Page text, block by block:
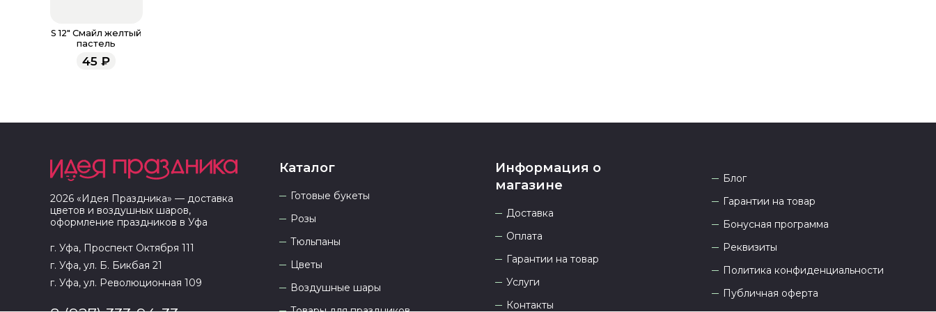
S 12" Смайл желтый
пастель
45 ₽
2026 «Идея Праздника» — доставка
цветов и воздушных шаров,
оформление праздников в Уфа
г. Уфа, Проспект Октября 111
г. Уфа, ул. Б. Бикбая 21
г. Уфа, ул. Революционная 109
Каталог
Готовые букеты
Розы
Тюльпаны
Цветы
Воздушные шары
Информация о
магазине
Доставка
Оплата
Гарантии на товар
Услуги
Контакты
Блог
Гарантии на товар
Бонусная программа
Реквизиты
Политика конфиденциальности
Публичная оферта